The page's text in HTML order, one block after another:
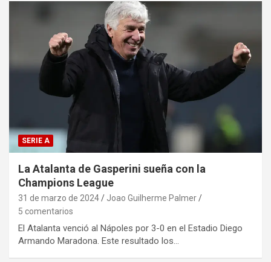
SERIE A
La Atalanta de Gasperini sueña con la
Champions League
31 de marzo de 2024
Joao Guilherme Palmer
5 comentarios
El Atalanta venció al Nápoles por 3-0 en el Estadio Diego
Armando Maradona. Este resultado los…